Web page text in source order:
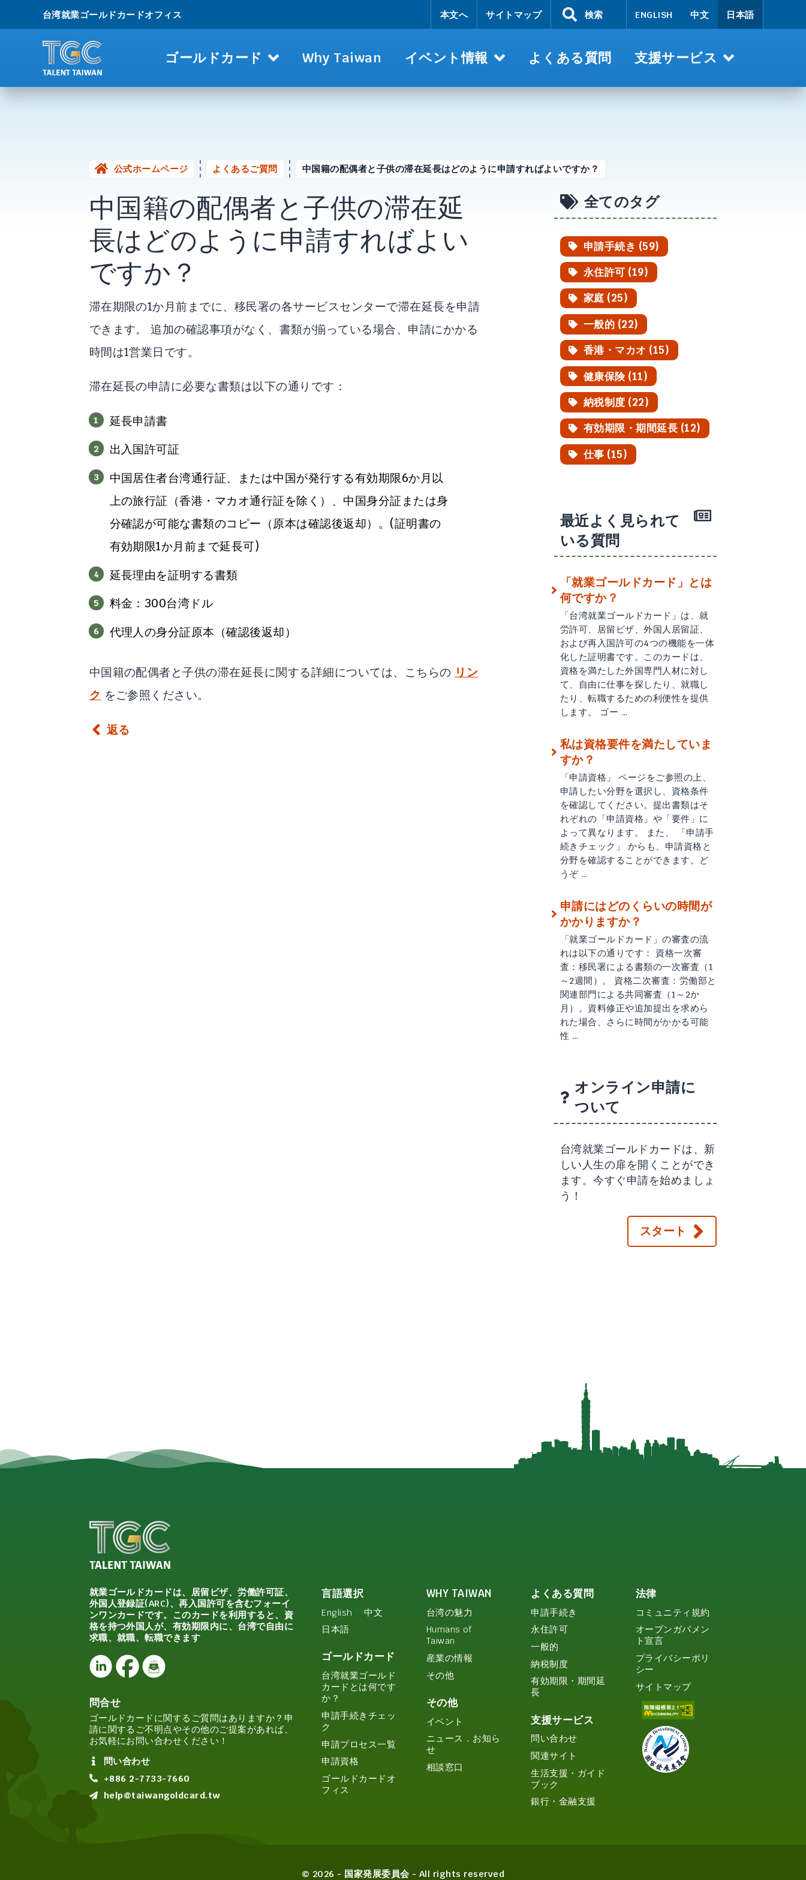
台湾就業ゴールドカードオフィス 本文へ サイトマップ 検索 ENGLISH 中文 日本語
ゴールドカード Why Taiwan イベント情報 よくある質問 支援サービス
公式ホームページ よくあるご質問 中国籍の配偶者と子供の滞在延長はどのように申請すればよいですか？
中国籍の配偶者と子供の滞在延
長はどのように申請すればよい
ですか？
滞在期限の1か月前までに、移民署の各サービスセンターで滞在延長を申請
できます。 追加の確認事項がなく、書類が揃っている場合、申請にかかる
時間は1営業日です。
滞在延長の申請に必要な書類は以下の通りです：
延長申請書
出入国許可証
中国居住者台湾通行証、または中国が発行する有効期限6か月以
上の旅行証（香港・マカオ通行証を除く）、中国身分証または身
分確認が可能な書類のコピー（原本は確認後返却）。(証明書の
有効期限1か月前まで延長可)
延長理由を証明する書類
料金：300台湾ドル
代理人の身分証原本（確認後返却）
中国籍の配偶者と子供の滞在延長に関する詳細については、こちらの リン
ク をご参照ください。
返る
全てのタグ
申請手続き (59)
永住許可 (19)
家庭 (25)
一般的 (22)
香港・マカオ (15)
健康保険 (11)
納税制度 (22)
有効期限・期間延長 (12)
仕事 (15)
最近よく見られて
いる質問
「就業ゴールドカード」とは
何ですか？
「台湾就業ゴールドカード」は、就
労許可、居留ビザ、外国人居留証、
および再入国許可の4つの機能を一体
化した証明書です。このカードは、
資格を満たした外国専門人材に対し
て、自由に仕事を探したり、就職し
たり、転職するための利便性を提供
します。 ゴー …
私は資格要件を満たしていま
すか？
「申請資格」 ページをご参照の上、
申請したい分野を選択し、資格条件
を確認してください。提出書類はそ
れぞれの「申請資格」や「要件」に
よって異なります。 また、 「申請手
続きチェック」 からも、申請資格と
分野を確認することができます。ど
うぞ …
申請にはどのくらいの時間が
かかりますか？
「就業ゴールドカード」の審査の流
れは以下の通りです： 資格一次審
査：移民署による書類の一次審査（1
～2週間）。 資格二次審査：労働部と
関連部門による共同審査（1～2か
月）。資料修正や追加提出を求めら
れた場合、さらに時間がかかる可能
性 …
オンライン申請に
ついて
台湾就業ゴールドカードは、新
しい人生の扉を開くことができ
ます。今すぐ申請を始めましょ
う！
スタート
就業ゴールドカードは、居留ビザ、労働許可証、
外国人登録証(ARC)、再入国許可を含むフォーイ
ンワンカードです。このカードを利用すると、資
格を持つ外国人が、有効期限内に、台湾で自由に
求職、就職、転職できます
問合せ
ゴールドカードに関するご質問はありますか？申
請に関するご不明点やその他のご提案があれば、
お気軽にお問い合わせください！
問い合わせ
+886 2-7733-7660
help@taiwangoldcard.tw
言語選択
English
中文
日本語
ゴールドカード
台湾就業ゴールド
カードとは何です
か？
申請手続きチェッ
ク
申請プロセス一覧
申請資格
ゴールドカードオ
フィス
WHY TAIWAN
台湾の魅力
Humans of
Taiwan
産業の情報
その他
その他
イベント
ニュース．お知ら
せ
相談窓口
よくある質問
申請手続き
永住許可
一般的
納税制度
有効期限・期間延
長
支援サービス
問い合わせ
関連サイト
生活支援・ガイド
ブック
銀行・金融支援
法律
コミュニティ規約
オープンガバメン
ト宣言
プライバシーポリ
シー
サイトマップ
© 2026 - 国家発展委員会 - All rights reserved